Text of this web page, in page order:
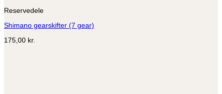
Reservedele
Shimano gearskifter (7 gear)
175,00 kr.